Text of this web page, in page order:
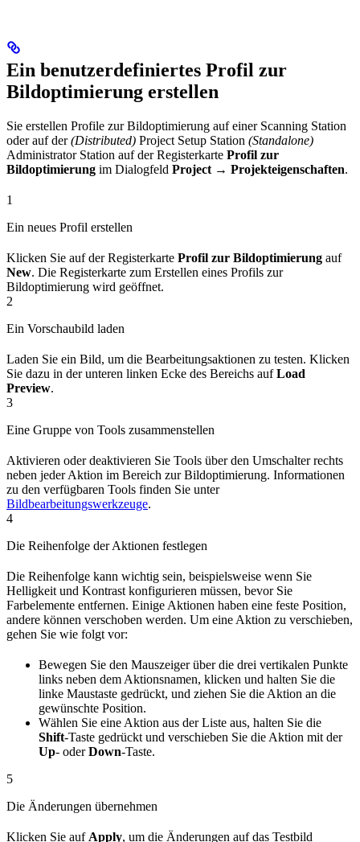
Ein benutzerdefiniertes Profil zur
Bildoptimierung erstellen
Sie erstellen Profile zur Bildoptimierung auf einer Scanning Station
oder auf der(Distributed) Project Setup Station (Standalone)
Administrator Station auf der Registerkarte Profil zur
Bildoptimierung im Dialogfeld Project → Projekteigenschaften.
1
Ein neues Profil erstellen
Klicken Sie auf der Registerkarte Profil zur Bildoptimierung auf
New. Die Registerkarte zum Erstellen eines Profils zur
Bildoptimierung wird geöffnet.
2
Ein Vorschaubild laden
Laden Sie ein Bild, um die Bearbeitungsaktionen zu testen. Klicken
Sie dazu in der unteren linken Ecke des Bereichs aufLoad
Preview.
3
Eine Gruppe von Tools zusammenstellen
Aktivieren oder deaktivieren Sie Tools über den Umschalter rechts
neben jeder Aktion im Bereich zur Bildoptimierung. Informationen
zu den verfügbaren Tools finden Sie unter
Bildbearbeitungswerkzeuge.
4
Die Reihenfolge der Aktionen festlegen
Die Reihenfolge kann wichtig sein, beispielsweise wenn Sie
Helligkeit und Kontrast konfigurieren müssen, bevor Sie
Farbelemente entfernen. Einige Aktionen haben eine feste Position,
andere können verschoben werden. Um eine Aktion zu verschieben,
gehen Sie wie folgt vor:
Bewegen Sie den Mauszeiger über die drei vertikalen Punkte
links neben dem Aktionsnamen, klicken und halten Sie die
linke Maustaste gedrückt, und ziehen Sie die Aktion an die
gewünschte Position.
Wählen Sie eine Aktion aus der Liste aus, halten Sie die
Shift-Taste gedrückt und verschieben Sie die Aktion mit der
Up- oderDown-Taste.
5
Die Änderungen übernehmen
Klicken Sie auf Apply, um die Änderungen auf das Testbild